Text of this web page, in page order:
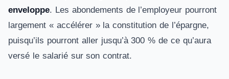
enveloppe. Les abondements de l’employeur pourront
largement « accélérer » la constitution de l’épargne,
puisqu’ils pourront aller jusqu’à 300 % de ce qu’aura
versé le salarié sur son contrat.